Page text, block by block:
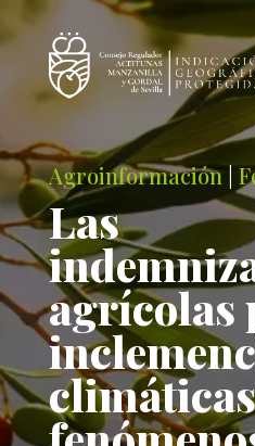
Agroinformación
Las
agrícolas